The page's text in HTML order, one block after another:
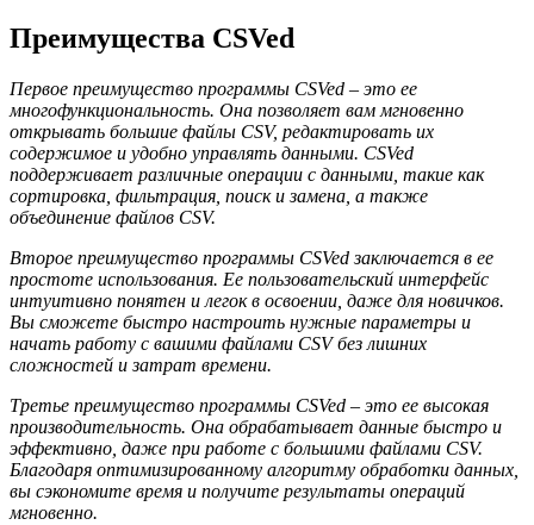
Преимущества CSVed
Первое преимущество программы CSVed – это ее
многофункциональность. Она позволяет вам мгновенно
открывать большие файлы CSV, редактировать их
содержимое и удобно управлять данными. CSVed
поддерживает различные операции с данными, такие как
сортировка, фильтрация, поиск и замена, а также
объединение файлов CSV.
Второе преимущество программы CSVed заключается в ее
простоте использования. Ее пользовательский интерфейс
интуитивно понятен и легок в освоении, даже для новичков.
Вы сможете быстро настроить нужные параметры и
начать работу с вашими файлами CSV без лишних
сложностей и затрат времени.
Третье преимущество программы CSVed – это ее высокая
производительность. Она обрабатывает данные быстро и
эффективно, даже при работе с большими файлами CSV.
Благодаря оптимизированному алгоритму обработки данных,
вы сэкономите время и получите результаты операций
мгновенно.